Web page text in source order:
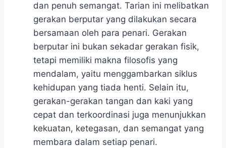
dan penuh semangat. Tarian ini melibatkan
gerakan berputar yang dilakukan secara
bersamaan oleh para penari. Gerakan
berputar ini bukan sekadar gerakan fisik,
tetapi memiliki makna filosofis yang
mendalam, yaitu menggambarkan siklus
kehidupan yang tiada henti. Selain itu,
gerakan-gerakan tangan dan kaki yang
cepat dan terkoordinasi juga menunjukkan
kekuatan, ketegasan, dan semangat yang
membara dalam setiap penari.